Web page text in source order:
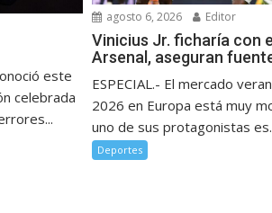
este
celebrada
agosto 6, 2026 Editor
Vinicius Jr. ficharía con el
Arsenal, aseguran
ESPECIAL.- El mercado
2026 en Europa está muy
uno de sus protagonistas
Deportes